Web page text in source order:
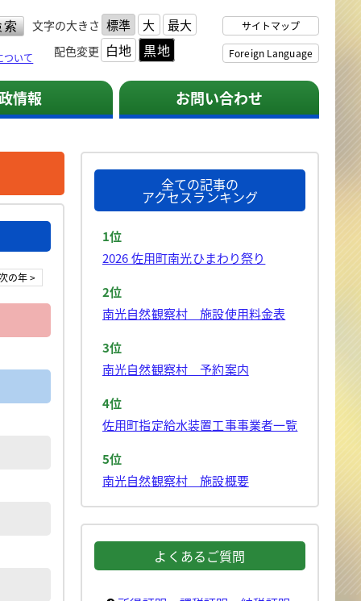
文字の大きさ 標準 大 最大
配色変更 白地 黒地
サイトマップ
Foreign Language
ついて
情報 お問い合わせ
の年 >
全ての記事の
アクセスランキング
1位
2026 佐用町南光ひまわり祭り
2位
南光自然観察村 施設使用料金表
3位
南光自然観察村 予約案内
4位
佐用町指定給水装置工事事業者一覧
5位
南光自然観察村 施設概要
よくあるご質問